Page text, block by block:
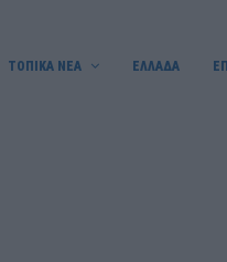
ΤΟΠΙΚΑ ΝΕΑ ΕΛΛΑΔΑ